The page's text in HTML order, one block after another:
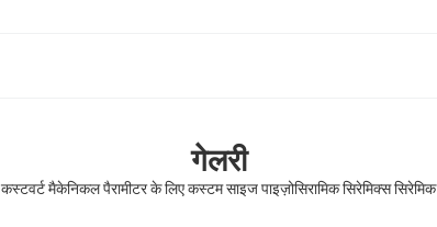
गेलरी
कस्टवर्ट मैकेनिकल पैरामीटर के लिए कस्टम साइज पाइज़ोसिरामिक सिरेमिक्स सिरेमिक